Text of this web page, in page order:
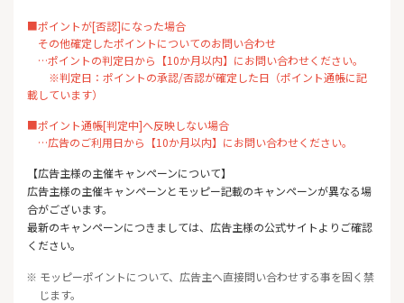
■ポイントが[否認]になった場合
その他確定したポイントについてのお問い合わせ
…ポイントの判定日から【10か月以内】にお問い合わせください。
※判定日：ポイントの承認/否認が確定した日（ポイント通帳に記
載しています）
■ポイント通帳[判定中]へ反映しない場合
…広告のご利用日から【10か月以内】にお問い合わせください。
【広告主様の主催キャンペーンについて】
広告主様の主催キャンペーンとモッピー記載のキャンペーンが異なる場
合がございます。
最新のキャンペーンにつきましては、広告主様の公式サイトよりご確認
ください。
※ モッピーポイントについて、広告主へ直接問い合わせする事を固く禁
じます。